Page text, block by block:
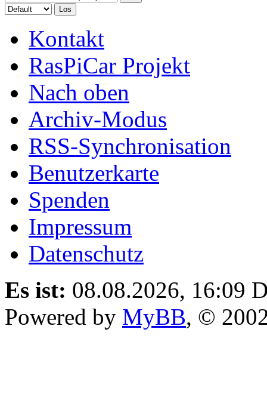
Kontakt
RasPiCar Projekt
Nach oben
Archiv-Modus
RSS-Synchronisation
Benutzerkarte
Spenden
Impressum
Datenschutz
Es ist: 08.08.2026, 16:09
Powered by MyBB, ©